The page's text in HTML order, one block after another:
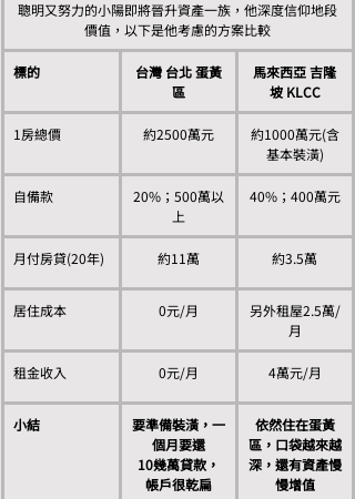
聰明又努力的小陽即將晉升資產一族，他深度信仰地段
價值，以下是他考慮的方案比較
標的
台灣 台北 蛋黃
區
馬來西亞 吉隆
坡 KLCC
1房總價 約2500萬元
約1000萬元(含
基本裝潢)
自備款
20%；500萬以
上
40%；400萬元
月付房貸(20年) 約11萬 約3.5萬
居住成本 0元/月
另外租屋2.5萬/
月
租金收入 0元/月 4萬元/月
小結
要準備裝潢，一
個月要還
10幾萬貸款，
帳戶很乾扁
依然住在蛋黃
區，口袋越來越
深，還有資產慢
慢增值